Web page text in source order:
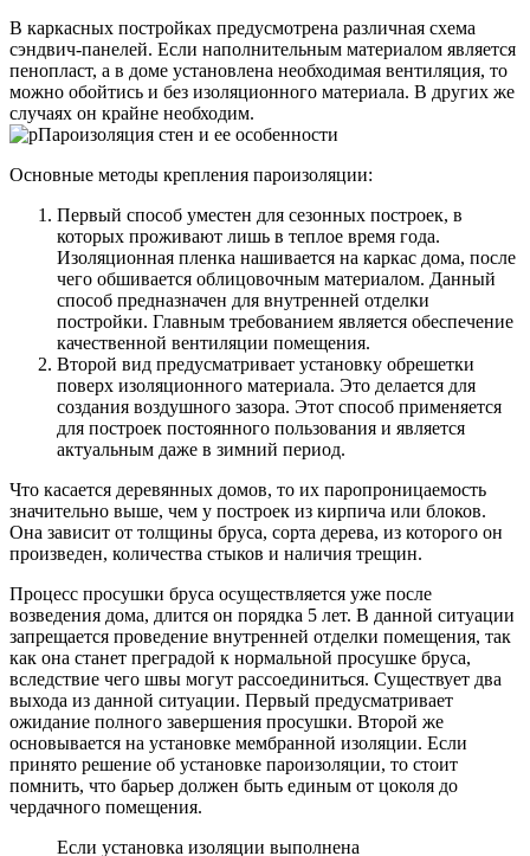
В каркасных постройках предусмотрена различная схема
сэндвич-панелей. Если наполнительным материалом является
пенопласт, а в доме установлена необходимая вентиляция, то
можно обойтись и без изоляционного материала. В других же
случаях он крайне необходим.
Основные методы крепления пароизоляции:
Первый способ уместен для сезонных построек, в
которых проживают лишь в теплое время года.
Изоляционная пленка нашивается на каркас дома, после
чего обшивается облицовочным материалом. Данный
способ предназначен для внутренней отделки
постройки. Главным требованием является обеспечение
качественной вентиляции помещения.
Второй вид предусматривает установку обрешетки
поверх изоляционного материала. Это делается для
создания воздушного зазора. Этот способ применяется
для построек постоянного пользования и является
актуальным даже в зимний период.
Что касается деревянных домов, то их паропроницаемость
значительно выше, чем у построек из кирпича или блоков.
Она зависит от толщины бруса, сорта дерева, из которого он
произведен, количества стыков и наличия трещин.
Процесс просушки бруса осуществляется уже после
возведения дома, длится он порядка 5 лет. В данной ситуации
запрещается проведение внутренней отделки помещения, так
как она станет преградой к нормальной просушке бруса,
вследствие чего швы могут рассоединиться. Существует два
выхода из данной ситуации. Первый предусматривает
ожидание полного завершения просушки. Второй же
основывается на установке мембранной изоляции. Если
принято решение об установке пароизоляции, то стоит
помнить, что барьер должен быть единым от цоколя до
чердачного помещения.
Если установка изоляции выполнена